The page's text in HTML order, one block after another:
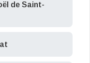
de Saint-